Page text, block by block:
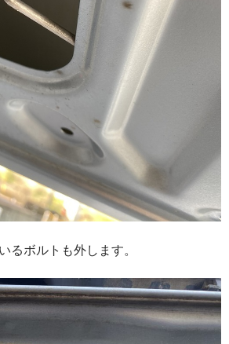
るボルトも外します。